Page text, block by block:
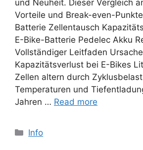
und Neuheit. Dieser Vergleich
Vorteile und Break-even-
Batterie Zellentausch
E-Bike-Batterie Pedelec Akku
Vollständiger Leitfaden
Kapazitätsverlust bei E-Bikes
Zellen altern durch
Temperaturen und
Jahren … Read more
Categories
Info